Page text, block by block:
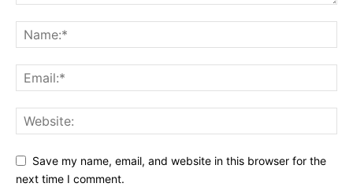
Save my name, email, and website in this browser for the
next time I comment.